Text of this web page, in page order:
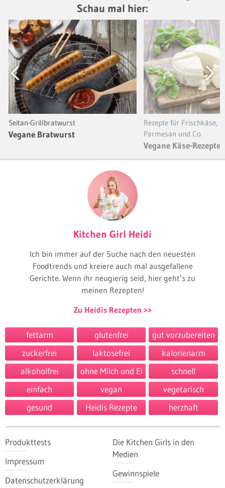
Schau mal hier:
Previous
Seitan-Grillbratwurst
Vegane Bratwurst
Rezepte für Frischkäse,
Parmesan und Co.
Vegane Käse-Rezepte
Next
Kitchen Girl Heidi
Ich bin immer auf der Suche nach den neuesten
Foodtrends und kreiere auch mal ausgefallene
Gerichte. Wenn ihr neugierig seid, hier geht’s zu
meinen Rezepten!
Zu Heidis Rezepten
fettarm glutenfrei
gut vorzubereiten
zuckerfrei
laktosefrei
kalorienarm
alkoholfrei
ohne Milch und Ei
schnell
einfach
vegan
vegetarisch
gesund
Heidis Rezepte herzhaft
Produkttests
Impressum
Datenschutzerklärung
Die Kitchen Girls in den
Medien
Gewinnspiele